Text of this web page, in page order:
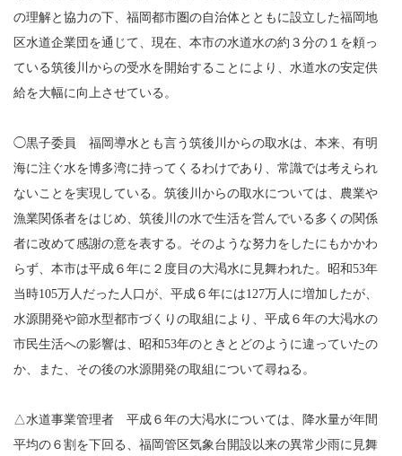
の理解と協力の下、福岡都市圏の自治体とともに設立した福岡地
区水道企業団を通じて、現在、本市の水道水の約３分の１を頼っ
ている筑後川からの受水を開始することにより、水道水の安定供
給を大幅に向上させている。
◯黒子委員 福岡導水とも言う筑後川からの取水は、本来、有明
海に注ぐ水を博多湾に持ってくるわけであり、常識では考えられ
ないことを実現している。筑後川からの取水については、農業や
漁業関係者をはじめ、筑後川の水で生活を営んでいる多くの関係
者に改めて感謝の意を表する。そのような努力をしたにもかかわ
らず、本市は平成６年に２度目の大渇水に見舞われた。昭和53年
当時105万人だった人口が、平成６年には127万人に増加したが、
水源開発や節水型都市づくりの取組により、平成６年の大渇水の
市民生活への影響は、昭和53年のときとどのように違っていたの
か、また、その後の水源開発の取組について尋ねる。
△水道事業管理者 平成６年の大渇水については、降水量が年間
平均の６割を下回る、福岡管区気象台開設以来の異常少雨に見舞